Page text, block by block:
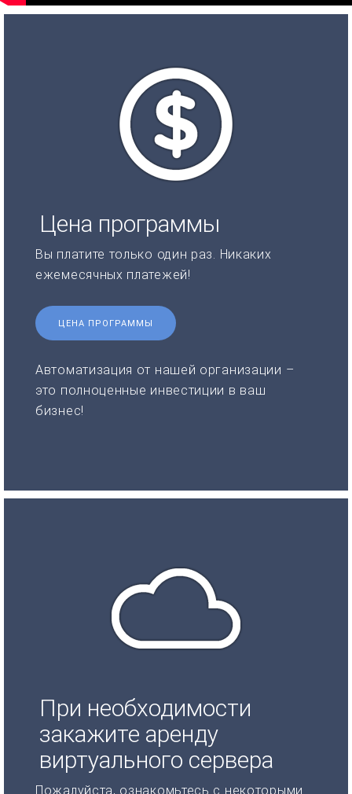
Цена программы
Вы платите только один раз. Никаких
ежемесячных платежей!
ЦЕНА ПРОГРАММЫ
Автоматизация от нашей организации –
это полноценные инвестиции в ваш
бизнес!
При необходимости
закажите аренду
виртуального сервера
Пожалуйста, ознакомьтесь с некоторыми